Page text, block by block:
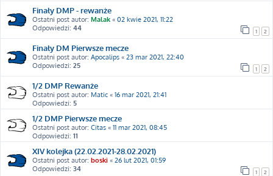
Finały DMP - rewanże
Ostatni post autor: Malak « 02 kwie 2021, 11:22
Odpowiedzi: 44 1 2
Finały DM Pierwsze mecze
Ostatni post autor: Apocalips « 23 mar 2021, 22:40
Odpowiedzi: 25 1 2
1/2 DMP Rewanże
Ostatni post autor: Matic « 16 mar 2021, 21:41
Odpowiedzi: 5
1/2 DMP Pierwsze mecze
Ostatni post autor: Citas « 11 mar 2021, 08:45
Odpowiedzi: 11
XIV kolejka (22.02.2021-28.02.2021)
Ostatni post autor: boski « 26 lut 2021, 01:59
Odpowiedzi: 34 1 2